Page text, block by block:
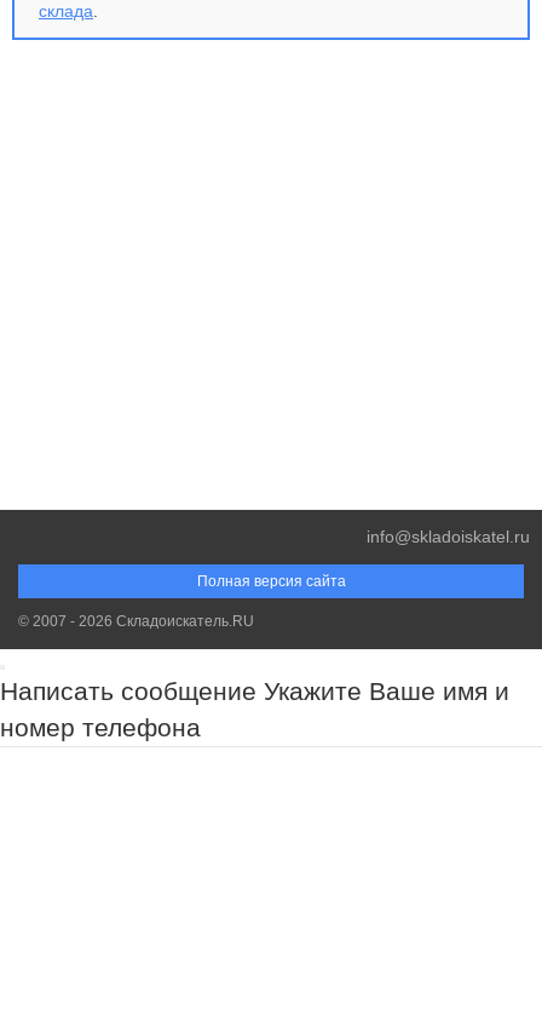
склада
Полная версия сайта
info@skladoiskatel.ru
© 2007 - 2026 Складоискатель.RU
Написать сообщение Укажите Ваше имя и
номер телефона